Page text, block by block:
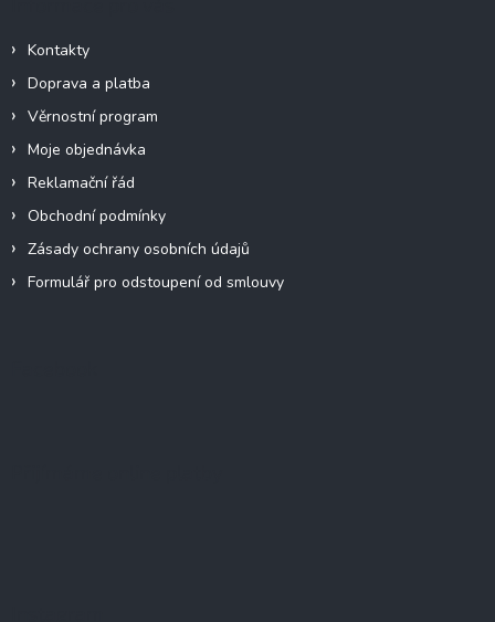
Kontakty
Doprava a platba
Věrnostní program
Moje objednávka
Reklamační řád
Obchodní podmínky
Zásady ochrany osobních údajů
Formulář pro odstoupení od smlouvy